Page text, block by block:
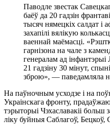
Паводле звестак
баёў да 20 гадзін
тысяч нямецкіх салдат і
захапілі вялікую
ваеннай маёмасці.
гарнізона на чале з
генералам ад
21 гадзіну 30 мінут,
зброю», — паведамляла
На паўночным усходзе і на
Украінскага фронту,
тэрыторыі Чэхаславакіі
ліку буйныя Саблагоў, Бецкоў,